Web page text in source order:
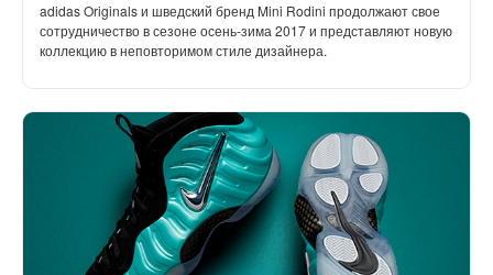
adidas Originals и шведский бренд Mini Rodini продолжают свое
сотрудничество в сезоне осень-зима 2017 и представляют новую
коллекцию в неповторимом стиле дизайнера.